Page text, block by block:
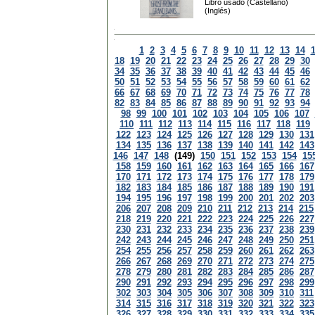
Libro usado (Castellano)
(Inglés)
1 2 3 4 5 6 7 8 9 10 11 12 13 14
18 19 20 21 22 23 24 25 26 27 28 29 30
34 35 36 37 38 39 40 41 42 43 44 45 46
50 51 52 53 54 55 56 57 58 59 60 61 62
66 67 68 69 70 71 72 73 74 75 76 77 78
82 83 84 85 86 87 88 89 90 91 92 93 94
98 99 100 101 102 103 104 105 106 107
110 111 112 113 114 115 116 117 118 119
122 123 124 125 126 127 128 129 130 131
134 135 136 137 138 139 140 141 142 143
146 147 148 (149) 150 151 152 153 154
158 159 160 161 162 163 164 165 166 167
170 171 172 173 174 175 176 177 178 179
182 183 184 185 186 187 188 189 190 191
194 195 196 197 198 199 200 201 202 203
206 207 208 209 210 211 212 213 214 215
218 219 220 221 222 223 224 225 226 227
230 231 232 233 234 235 236 237 238 239
242 243 244 245 246 247 248 249 250 251
254 255 256 257 258 259 260 261 262 263
266 267 268 269 270 271 272 273 274 275
278 279 280 281 282 283 284 285 286 287
290 291 292 293 294 295 296 297 298 299
302 303 304 305 306 307 308 309 310 311
314 315 316 317 318 319 320 321 322 323